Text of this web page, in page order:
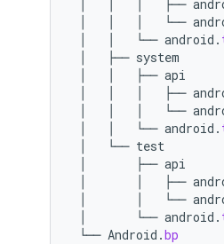
├──
└──
└── android .
├── system
├── api
├──
└──
└── android .
└── test
├── api
├──
└──
└── android .
└── Android .bp